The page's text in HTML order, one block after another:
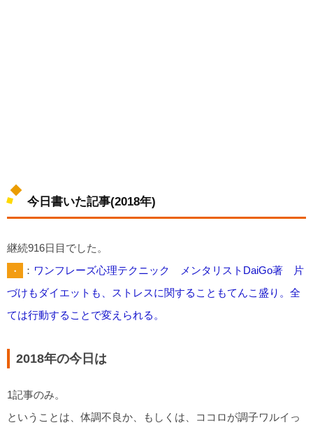
今日書いた記事(2018年)
継続916日目でした。
・
： ワンフレーズ心理テクニック メンタリストDaiGo著 片
づけもダイエットも、ストレスに関することもてんこ盛り。全
ては行動することで変えられる。
2018年の今日は
1記事のみ。
ということは、体調不良か、もしくは、ココロが調子ワルイっ